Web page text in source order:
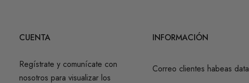
CUENTA
Regístrate y comunícate con
nosotros para visualizar los
INFORMACIÓN
Correo clientes habeas data